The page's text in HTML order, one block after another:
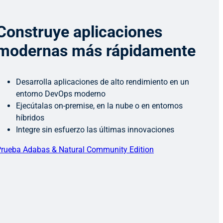
aplicaciones
más rápidamente
Desarrolla aplicaciones de alto rendimiento en un
entorno DevOps moderno
Ejecútalas on-premise, en la nube o en entornos
híbridos
Integre sin esfuerzo las últimas innovaciones
Adabas & Natural Community Edition